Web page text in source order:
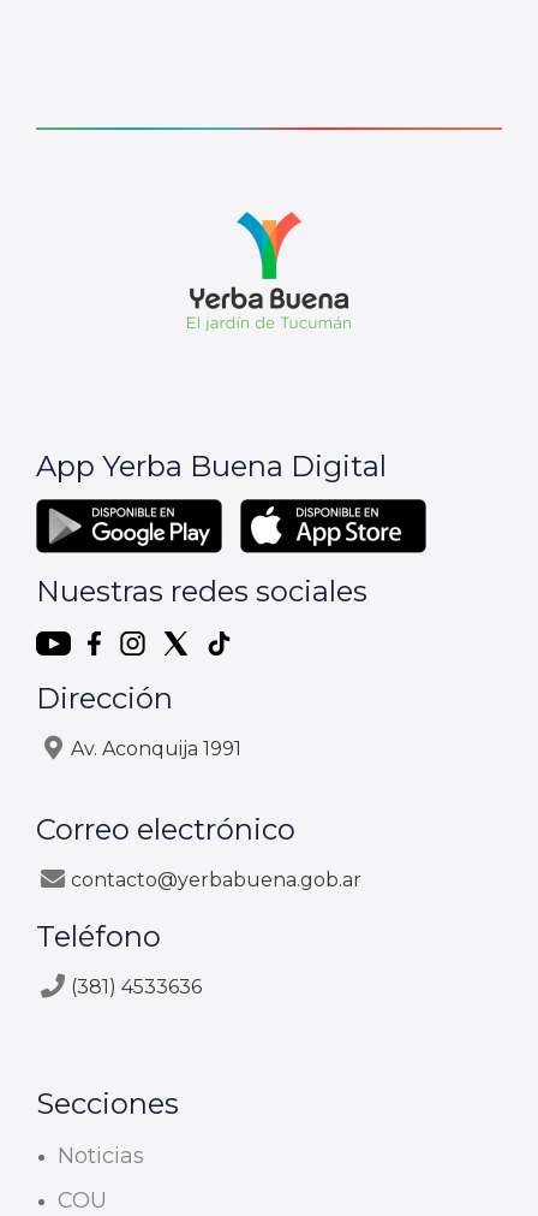
App Yerba Buena Digital
Nuestras redes sociales
Dirección
Av. Aconquija 1991
Correo electrónico
contacto@yerbabuena.gob.ar
Teléfono
(381) 4533636
Secciones
Noticias
COU